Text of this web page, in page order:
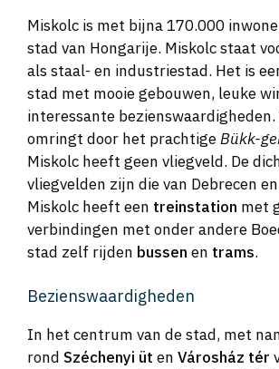
Miskolc is met bijna 170.000
stad van Hongarije. Miskolc staat
als staal- en industriestad. Het is
stad met mooie gebouwen, leuke
interessante
omringt door het prachtigeBükk-
Miskolc heeft geen vliegveld. De
vliegvelden zijn die van Debrecen
Miskolc heeft een treinstation met
verbindingen met onder andere
stad zelf rijden bussen en trams.
Bezienswaardigheden
In het centrum van de stad, met
rond Széchenyi üt en Városház tér